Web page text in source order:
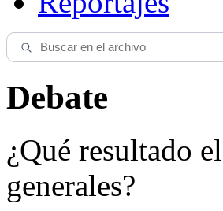
Debate
¿Qué resultado
generales?